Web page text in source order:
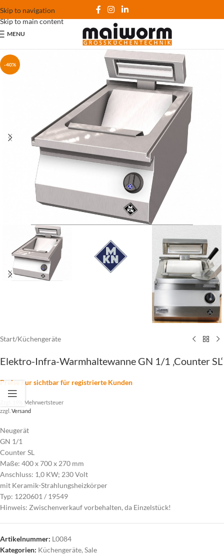
Skip to navigation
Skip to main content
MENU
-40%
Start/Küchengeräte
Elektro-Infra-Warmhaltewanne GN 1/1 ‚Counter SL‘
Preise nur sichtbar für registrierte Kunden
Zzgl. 19% Mehrwertsteuer
zzgl. Versand
Neugerät
GN 1/1
Counter SL
Maße: 400 x 700 x 270 mm
Anschluss: 1,0 KW; 230 Volt
mit Keramik-Strahlungsheizkörper
Typ: 1220601 / 19549
Hinweis: Zwischenverkauf vorbehalten, da Einzelstück!
Artikelnummer: L0084
Kategorien: Küchengeräte, Sale